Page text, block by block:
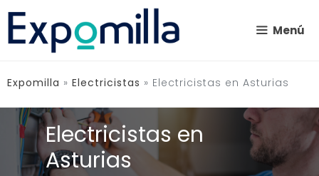
Saltar
contenido
Menú
Expomilla » Electricistas » Electricistas en Asturias
Electricistas en
Asturias